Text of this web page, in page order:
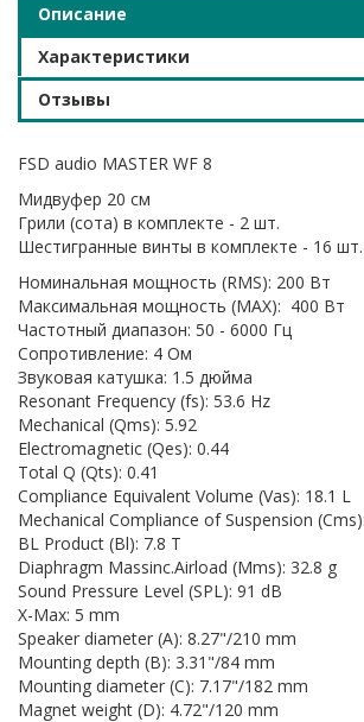
Описание
Характеристики
Отзывы
FSD audio MASTER WF 8
Мидвуфер 20 см
Грили (сота) в комплекте - 2 шт.
Шестигранные винты в комплекте - 16 шт.
Номинальная мощность (RMS): 200 Вт
Максимальная мощность (MAX): 400 Вт
Частотный диапазон: 50 - 6000 Гц
Сопротивление: 4 Ом
Звуковая катушка: 1.5 дюйма
Resonant Frequency (fs): 53.6 Hz
Mechanical (Qms): 5.92
Electromagnetic (Qes): 0.44
Total Q (Qts): 0.41
Compliance Equivalent Volume (Vas): 18.1 L
Mechanical Compliance of Suspension
BL Product (Bl): 7.8 T
Diaphragm Massinc.Airload (Mms): 32.8 g
Sound Pressure Level (SPL): 91 dB
X-Max: 5 mm
Speaker diameter (A): 8.27"/210 mm
Mounting depth (B): 3.31"/84 mm
Mounting diameter (C): 7.17"/182 mm
Magnet weight (D): 4.72"/120 mm